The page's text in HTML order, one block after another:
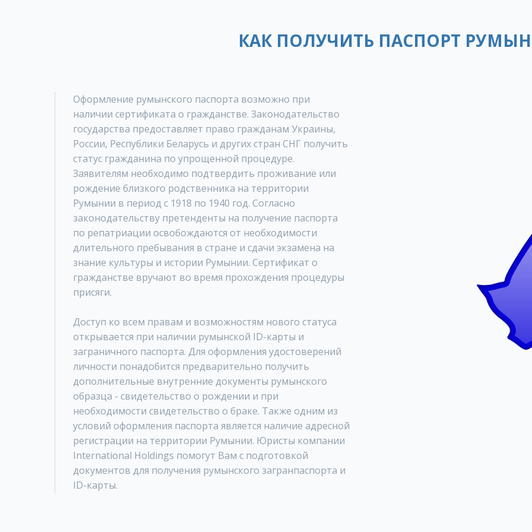
КАК ПОЛУЧИТЬ ПАСПОРТ
Оформление румынского паспорта возможно при
наличии сертификата о гражданстве. Законодательство
государства предоставляет право гражданам Украины,
России, Республики Беларусь и других стран СНГ получить
статус гражданина по упрощенной процедуре.
Заявителям необходимо подтвердить проживание или
рождение близкого родственника на территории
Румынии в период с 1918 по 1940 год. Согласно
законодательству претенденты на получение паспорта
по репатриации освобождаются от необходимости
длительного пребывания в стране и сдачи экзамена на
знание культуры и истории Румынии. Сертификат о
гражданстве вручают во время прохождения процедуры
присяги.
Доступ ко всем правам и возможностям нового статуса
открывается при наличии румынской ID-карты и
заграничного паспорта. Для оформления удостоверений
личности понадобится предварительно получить
дополнительные внутренние документы румынского
образца - свидетельство о рождении и при
необходимости свидетельство о браке. Также одним из
условий оформления паспорта является наличие адресной
регистрации на территории Румынии. Юристы компании
International Holdings помогут Вам с подготовкой
документов для получения румынского загранпаспорта и
ID-карты.